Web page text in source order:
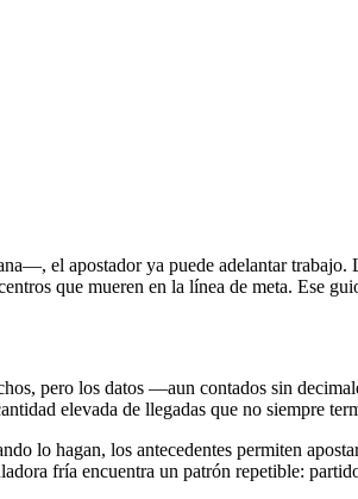
el apostador ya puede adelantar
que mueren en la línea de meta. Ese
pero los datos —aun contados sin
elevada de llegadas que no siempre
lo hagan, los antecedentes permiten
fría encuentra un patrón repetible: